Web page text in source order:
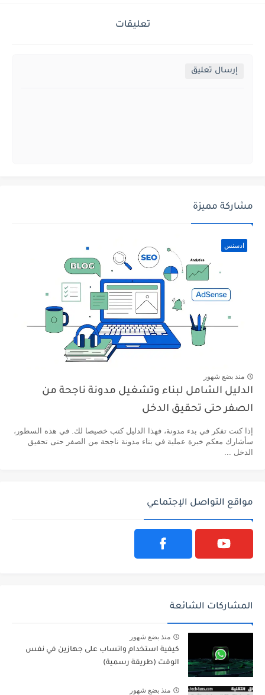
تعليقات
إرسال تعليق
مشاركة مميزة
ادسنس
منذ بضع شهور
الدليل الشامل لبناء وتشغيل مدونة ناجحة من
الصفر حتى تحقيق الدخل
إذا كنت تفكر في بدء مدونة، فهذا الدليل كتب خصيصا لك. في هذه السطور،
سأشارك معكم خبرة عملية في بناء مدونة ناجحة من الصفر حتى تحقيق
الدخل ...
مواقع التواصل الإجتماعي
المشاركات الشائعة
منذ بضع شهور
كيفية استخدام واتساب على جهازين في نفس
الوقت (طريقة رسمية)
منذ بضع شهور